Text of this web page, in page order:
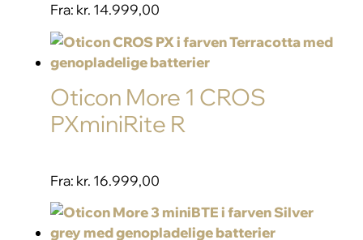
Fra: kr. 14.999,00
Oticon More 1 CROS
PXminiRite R
Fra: kr. 16.999,00